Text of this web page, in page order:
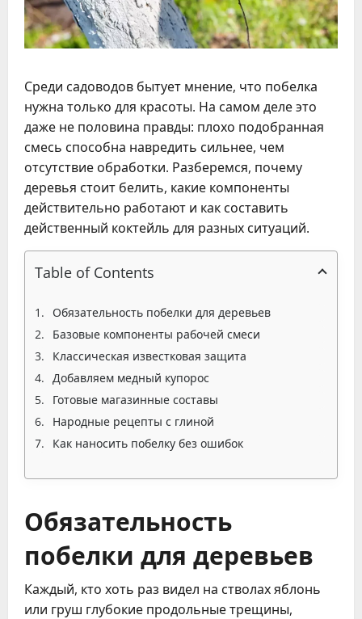
Среди садоводов бытует мнение, что побелка
нужна только для красоты. На самом деле это
даже не половина правды: плохо подобранная
смесь способна навредить сильнее, чем
отсутствие обработки. Разберемся, почему
деревья стоит белить, какие компоненты
действительно работают и как составить
действенный коктейль для разных ситуаций.
Table of Contents
Обязательность побелки для деревьев
Базовые компоненты рабочей смеси
Классическая известковая защита
Добавляем медный купорос
Готовые магазинные составы
Народные рецепты с глиной
Как наносить побелку без ошибок
Обязательность
побелки для деревьев
Каждый, кто хоть раз видел на стволах яблонь
или груш глубокие продольные трещины,